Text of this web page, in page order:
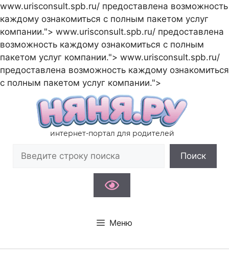
www.urisconsult.spb.ru/ предоставлена возможность
каждому ознакомиться с полным пакетом услуг
компании."> www.urisconsult.spb.ru/ предоставлена
возможность каждому ознакомиться с полным
пакетом услуг компании."> www.urisconsult.spb.ru/
предоставлена возможность каждому ознакомиться
с полным пакетом услуг компании.">
к
содержимому
интернет-портал для родителей
Поиск
Меню